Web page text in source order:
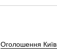
Оголошення Київ.